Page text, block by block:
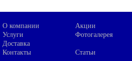
О компании
Услуги
Доставка
Контакты
Акции
Фотогалерея
Статьи